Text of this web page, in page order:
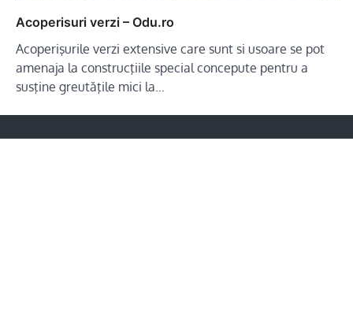
Acoperisuri verzi – Odu.ro
Acoperişurile verzi extensive care sunt si usoare se pot
amenaja la construcţiile special concepute pentru a
susţine greutăţile mici la…